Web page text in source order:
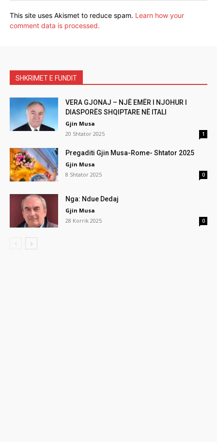
This site uses Akismet to reduce spam. Learn how your
comment data is processed.
SHKRIMET E FUNDIT
VERA GJONAJ – NJË EMËR I NJOHUR I
DIASPORËS SHQIPTARE NË ITALI
Gjin Musa
20 Shtator 2025
1
Pregaditi Gjin Musa-Rome- Shtator 2025
Gjin Musa
8 Shtator 2025
0
Nga: Ndue Dedaj
Gjin Musa
28 Korrik 2025
0